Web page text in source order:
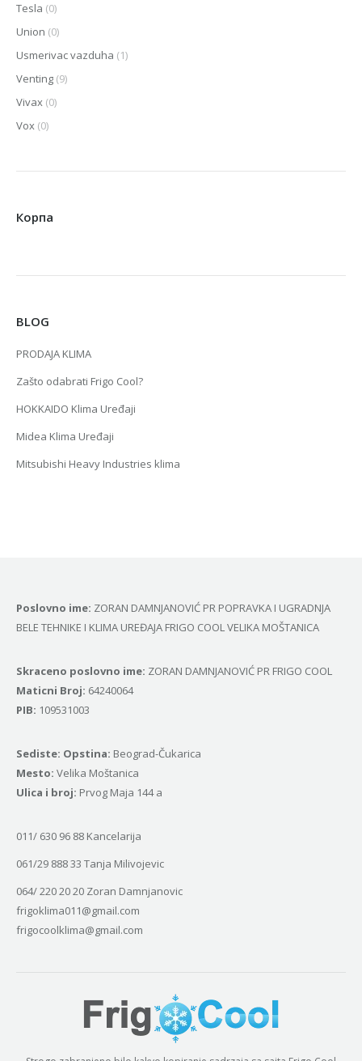
Tesla (0)
Union (0)
Usmerivac vazduha (1)
Venting (9)
Vivax (0)
Vox (0)
Корпа
BLOG
PRODAJA KLIMA
Zašto odabrati Frigo Cool?
HOKKAIDO Klima Uređaji
Midea Klima Uređaji
Mitsubishi Heavy Industries klima
Poslovno ime: ZORAN DAMNJANOVIĆ PR POPRAVKA I UGRADNJA
BELE TEHNIKE I KLIMA UREĐAJA FRIGO COOL VELIKA MOŠTANICA
Skraceno poslovno ime: ZORAN DAMNJANOVIĆ PR FRIGO COOL
Маticni Broj: 64240064
PIB: 109531003
Sediste: Opstina: Beograd-Čukarica
Mesto: Velika Moštanica
Ulica i broj: Prvog Maja 144 a
011/ 630 96 88 Kancelarija
061/29 888 33 Tanja Milivojevic
064/ 220 20 20 Zoran Damnjanovic
frigoklima011@gmail.com
frigocoolklima@gmail.com